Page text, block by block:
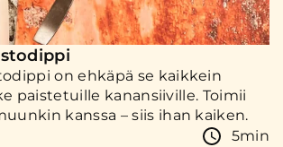
on ehkäpä se kaikkein
paistetuille kanansiiville. Toimii
kanssa – siis ihan kaiken.
5min